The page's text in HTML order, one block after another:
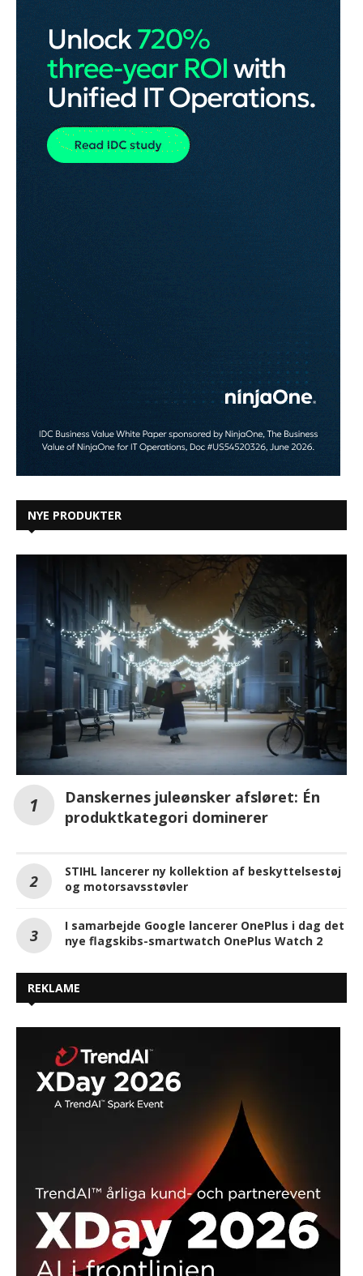
NYE PRODUKTER
Danskernes juleønsker afsløret: Én
produktkategori dominerer
STIHL lancerer ny kollektion af beskyttelsestøj
og motorsavsstøvler
I samarbejde Google lancerer OnePlus i dag det
nye flagskibs-smartwatch OnePlus Watch 2
REKLAME